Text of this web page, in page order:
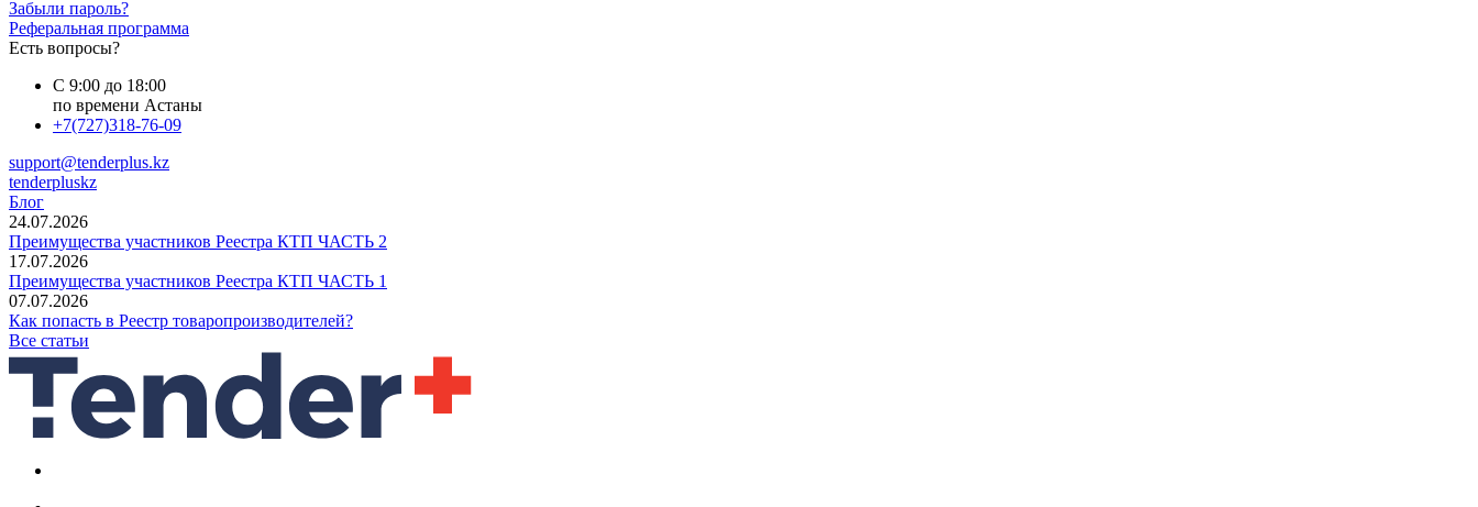
Забыли пароль?
Реферальная программа
Есть вопросы?
С 9:00 до 18:00
по времени Астаны
+7(727)318-76-09
support@tenderplus.kz
tenderpluskz
Блог
24.07.2026
Преимущества участников Реестра КТП ЧАСТЬ 2
17.07.2026
Преимущества участников Реестра КТП ЧАСТЬ 1
07.07.2026
Как попасть в Реестр товаропроизводителей?
Все статьи